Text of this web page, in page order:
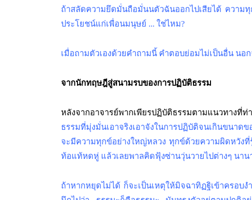
ถ้าสลัดความยึดมั่นถือมั่นนตัวฉันออกไปเสียได้ ความ
ประโยชน์แก่เพื่อนมนุษย์ ... ใช่ไหม?
เมื่อถามตัวเองด้วยคำถามนี้ คำตอบย่อมไม่เป็นอื่น นอ
จากนักทฤษฎีสู่สนามรบของการปฏิบัติธรรม
หลังจากอาจารย์พากเพียรปฏิบัติธรรมตามแนวทางที่
ธรรมที่มุ่งมั่นเอาจริงเอาจังในการปฏิบัติจนเกินขนา
จะมีความทุกข์อย่างใหญ่หลวง ทุกข์ด้วยความผิดหวัง
ท้อแท้หดหู่ แล้วเลยพาลคิดฟุ้งซ่านวุ่นวายไปต่างๆ นาน
ถ้าหากหยุดไม่ได้ ก็จะเป็นเหตุให้มิจฉาทิฏฐิเข้าครอบ